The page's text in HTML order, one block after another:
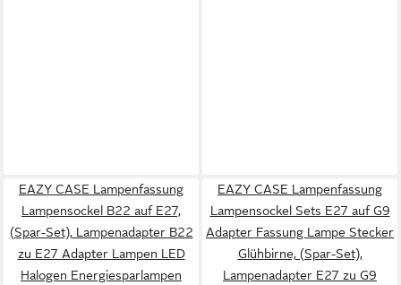
EAZY CASE Lampenfassung
Lampensockel B22 auf E27,
(Spar-Set), Lampenadapter B22
zu E27 Adapter Lampen LED
Halogen Energiesparlampen
EAZY CASE Lampenfassung
Lampensockel Sets E27 auf G9
Adapter Fassung Lampe Stecker
Glühbirne, (Spar-Set),
Lampenadapter E27 zu G9